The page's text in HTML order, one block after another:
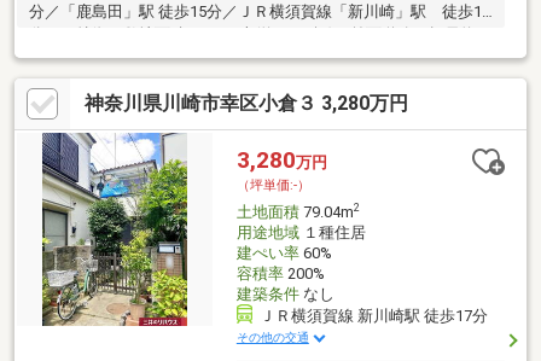
分／「鹿島田」駅 徒歩15分／ＪＲ横須賀線「新川崎」駅 徒歩19
7.2mの公道、敷地との高低差は僅少・お好きなハウスメーカー・
工務店で建築可能▼周辺環境・スーパー「ライフ川崎塚越店」徒
歩5分(約350m)・古川小学校 徒歩4分(約310m)・ローソンストア
100川崎古川町店 徒歩3分(約200m)・ドラッグストア「ウェルパー
ク川崎古川店」徒歩4分(約260m)■ 物件の詳細についてはお問い合
わせください。
神奈川県川崎市幸区小倉３ 3,280万円
3,280万円
（坪単価:-）
土地面積79.04m2
用途地域１種住居
建ぺい率60%
容積率200%
建築条件なし
ＪＲ横須賀線 新川崎駅 徒歩17分
その他の交通